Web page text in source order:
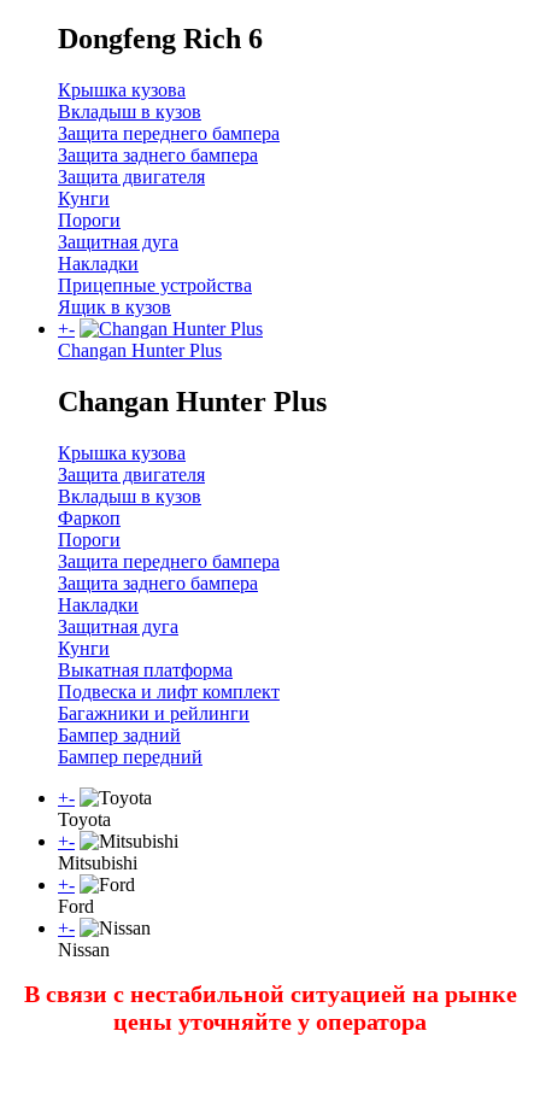
Dongfeng Rich 6
Крышка кузова
Вкладыш в кузов
Защита переднего бампера
Защита заднего бампера
Защита двигателя
Кунги
Пороги
Защитная дуга
Накладки
Прицепные устройства
Ящик в кузов
+-
Changan Hunter Plus
Changan Hunter Plus
Крышка кузова
Защита двигателя
Вкладыш в кузов
Фаркоп
Пороги
Защита переднего бампера
Защита заднего бампера
Накладки
Защитная дуга
Кунги
Выкатная платформа
Подвеска и лифт комплект
Багажники и рейлинги
Бампер задний
Бампер передний
+-
Toyota
+-
Mitsubishi
+-
Ford
+-
Nissan
В связи с нестабильной ситуацией на рынке
цены уточняйте у оператора